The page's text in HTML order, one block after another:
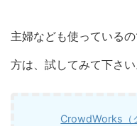
主婦なども使っている
方は、試してみて下さい
CrowdWorks（